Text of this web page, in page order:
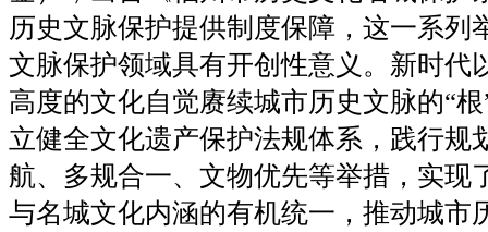
历史文脉保护提供制度保障，这一系列
文脉保护领域具有开创性意义。新时代
高度的文化自觉赓续城市历史文脉的“
立健全文化遗产保护法规体系，践行规
航、多规合一、文物优先等举措，实现
与名城文化内涵的有机统一，推动城市